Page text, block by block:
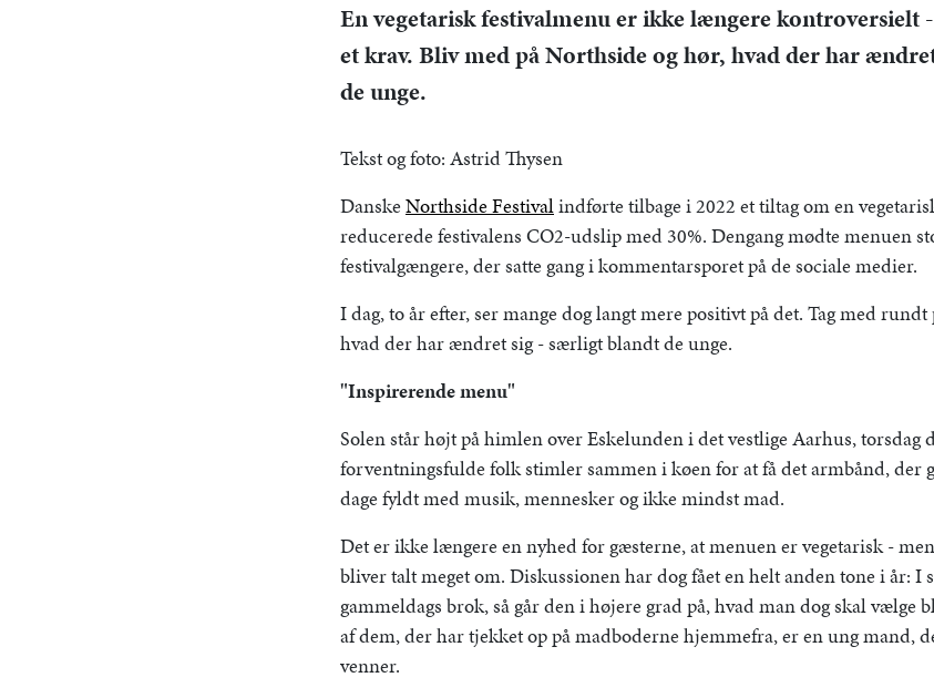
En vegetarisk festivalmenu er ikke længere kontroversielt
et krav. Bliv med på Northside og hør, hvad der har
de unge.
Tekst og foto: Astrid Thysen
Danske Northside Festivalindførte tilbage i 2022 et tiltag om en
reducerede festivalens CO2-udslip med 30%. Dengang mødte menuen
festivalgængere, der satte gang i kommentarsporet på de sociale medier.
I dag, to år efter, ser mange dog langt mere positivt på det. Tag med
hvad der har ændret sig - særligt blandt de unge.
"Inspirerende menu"
Solen står højt på himlen over Eskelunden i det vestlige Aarhus, torsdag
forventningsfulde folk stimler sammen i køen for at få det armbånd, der
dage fyldt med musik, mennesker og ikke mindst mad.
Det er ikke længere en nyhed for gæsterne, at menuen er vegetarisk -
bliver talt meget om. Diskussionen har dog fået en helt anden tone i år: I
gammeldags brok, så går den i højere grad på, hvad man dog skal vælge
af dem, der har tjekket op på madboderne hjemmefra, er en ung mand,
venner.